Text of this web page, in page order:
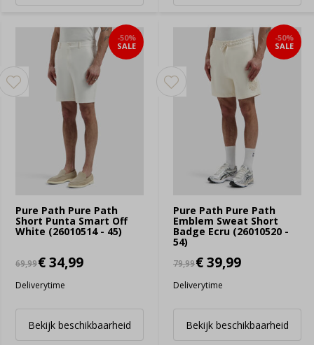
Pure Path Pure Path
Short Punta Smart Off
White (26010514 - 45)
-50%
SALE
69,99€ 34,99
Deliverytime
Bekijk beschikbaarheid
Pure Path Pure Path
Emblem Sweat Short
Badge Ecru (26010520 -
54)
-50%
SALE
79,99€ 39,99
Deliverytime
Bekijk beschikbaarheid